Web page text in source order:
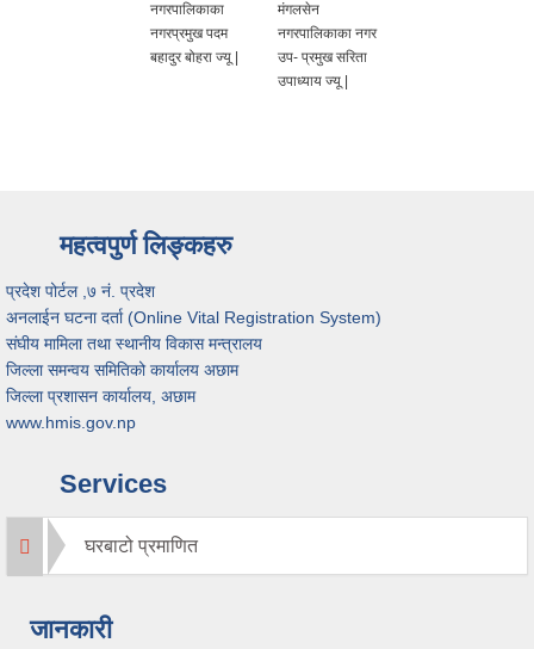
नगरपालिकाका
नगरप्रमुख पदम
बहादुर बोहरा ज्यू |
मंगलसेन
नगरपालिकाका नगर
उप- प्रमुख सरिता
उपाध्याय ज्यू |
महत्वपुर्ण लिङ्कहरु
प्रदेश पोर्टल ,७ नं. प्रदेश
अनलाईन घटना दर्ता (Online Vital Registration System)
संघीय मामिला तथा स्थानीय विकास मन्त्रालय
जिल्ला समन्वय समितिको कार्यालय अछाम
जिल्ला प्रशासन कार्यालय, अछाम
www.hmis.gov.np
Services
घरबाटो प्रमाणित
जानकारी